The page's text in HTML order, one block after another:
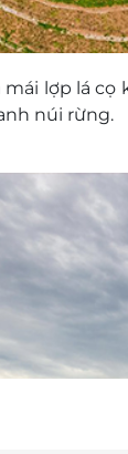
thuế và phí
lợp lá
núi rừng.